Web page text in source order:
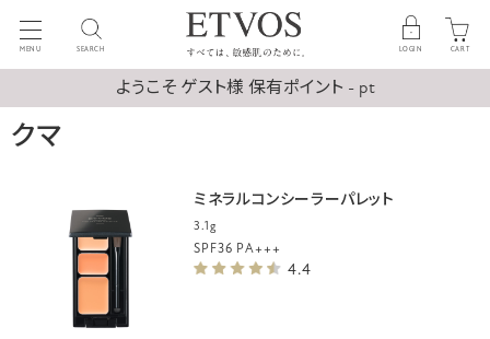
MENU SEARCH LOGIN CART
ようこそ ゲスト様 保有ポイント - pt
クマ
ミネラルコンシーラーパレット
3.1g
4.4
SPF36 PA+++